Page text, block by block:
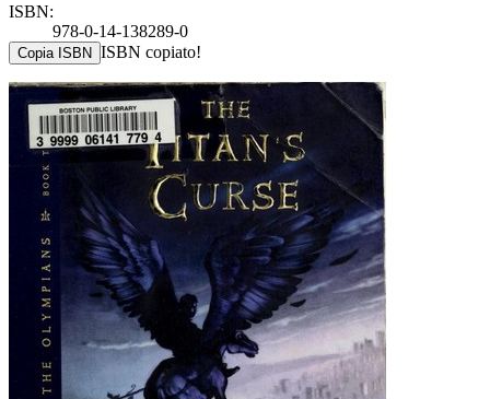
ISBN:
978-0-14-138289-0
Copia ISBN ISBN copiato!